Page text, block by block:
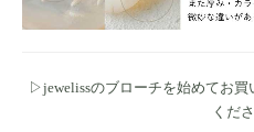
▷jewelissのブローチを始めてお
くださ